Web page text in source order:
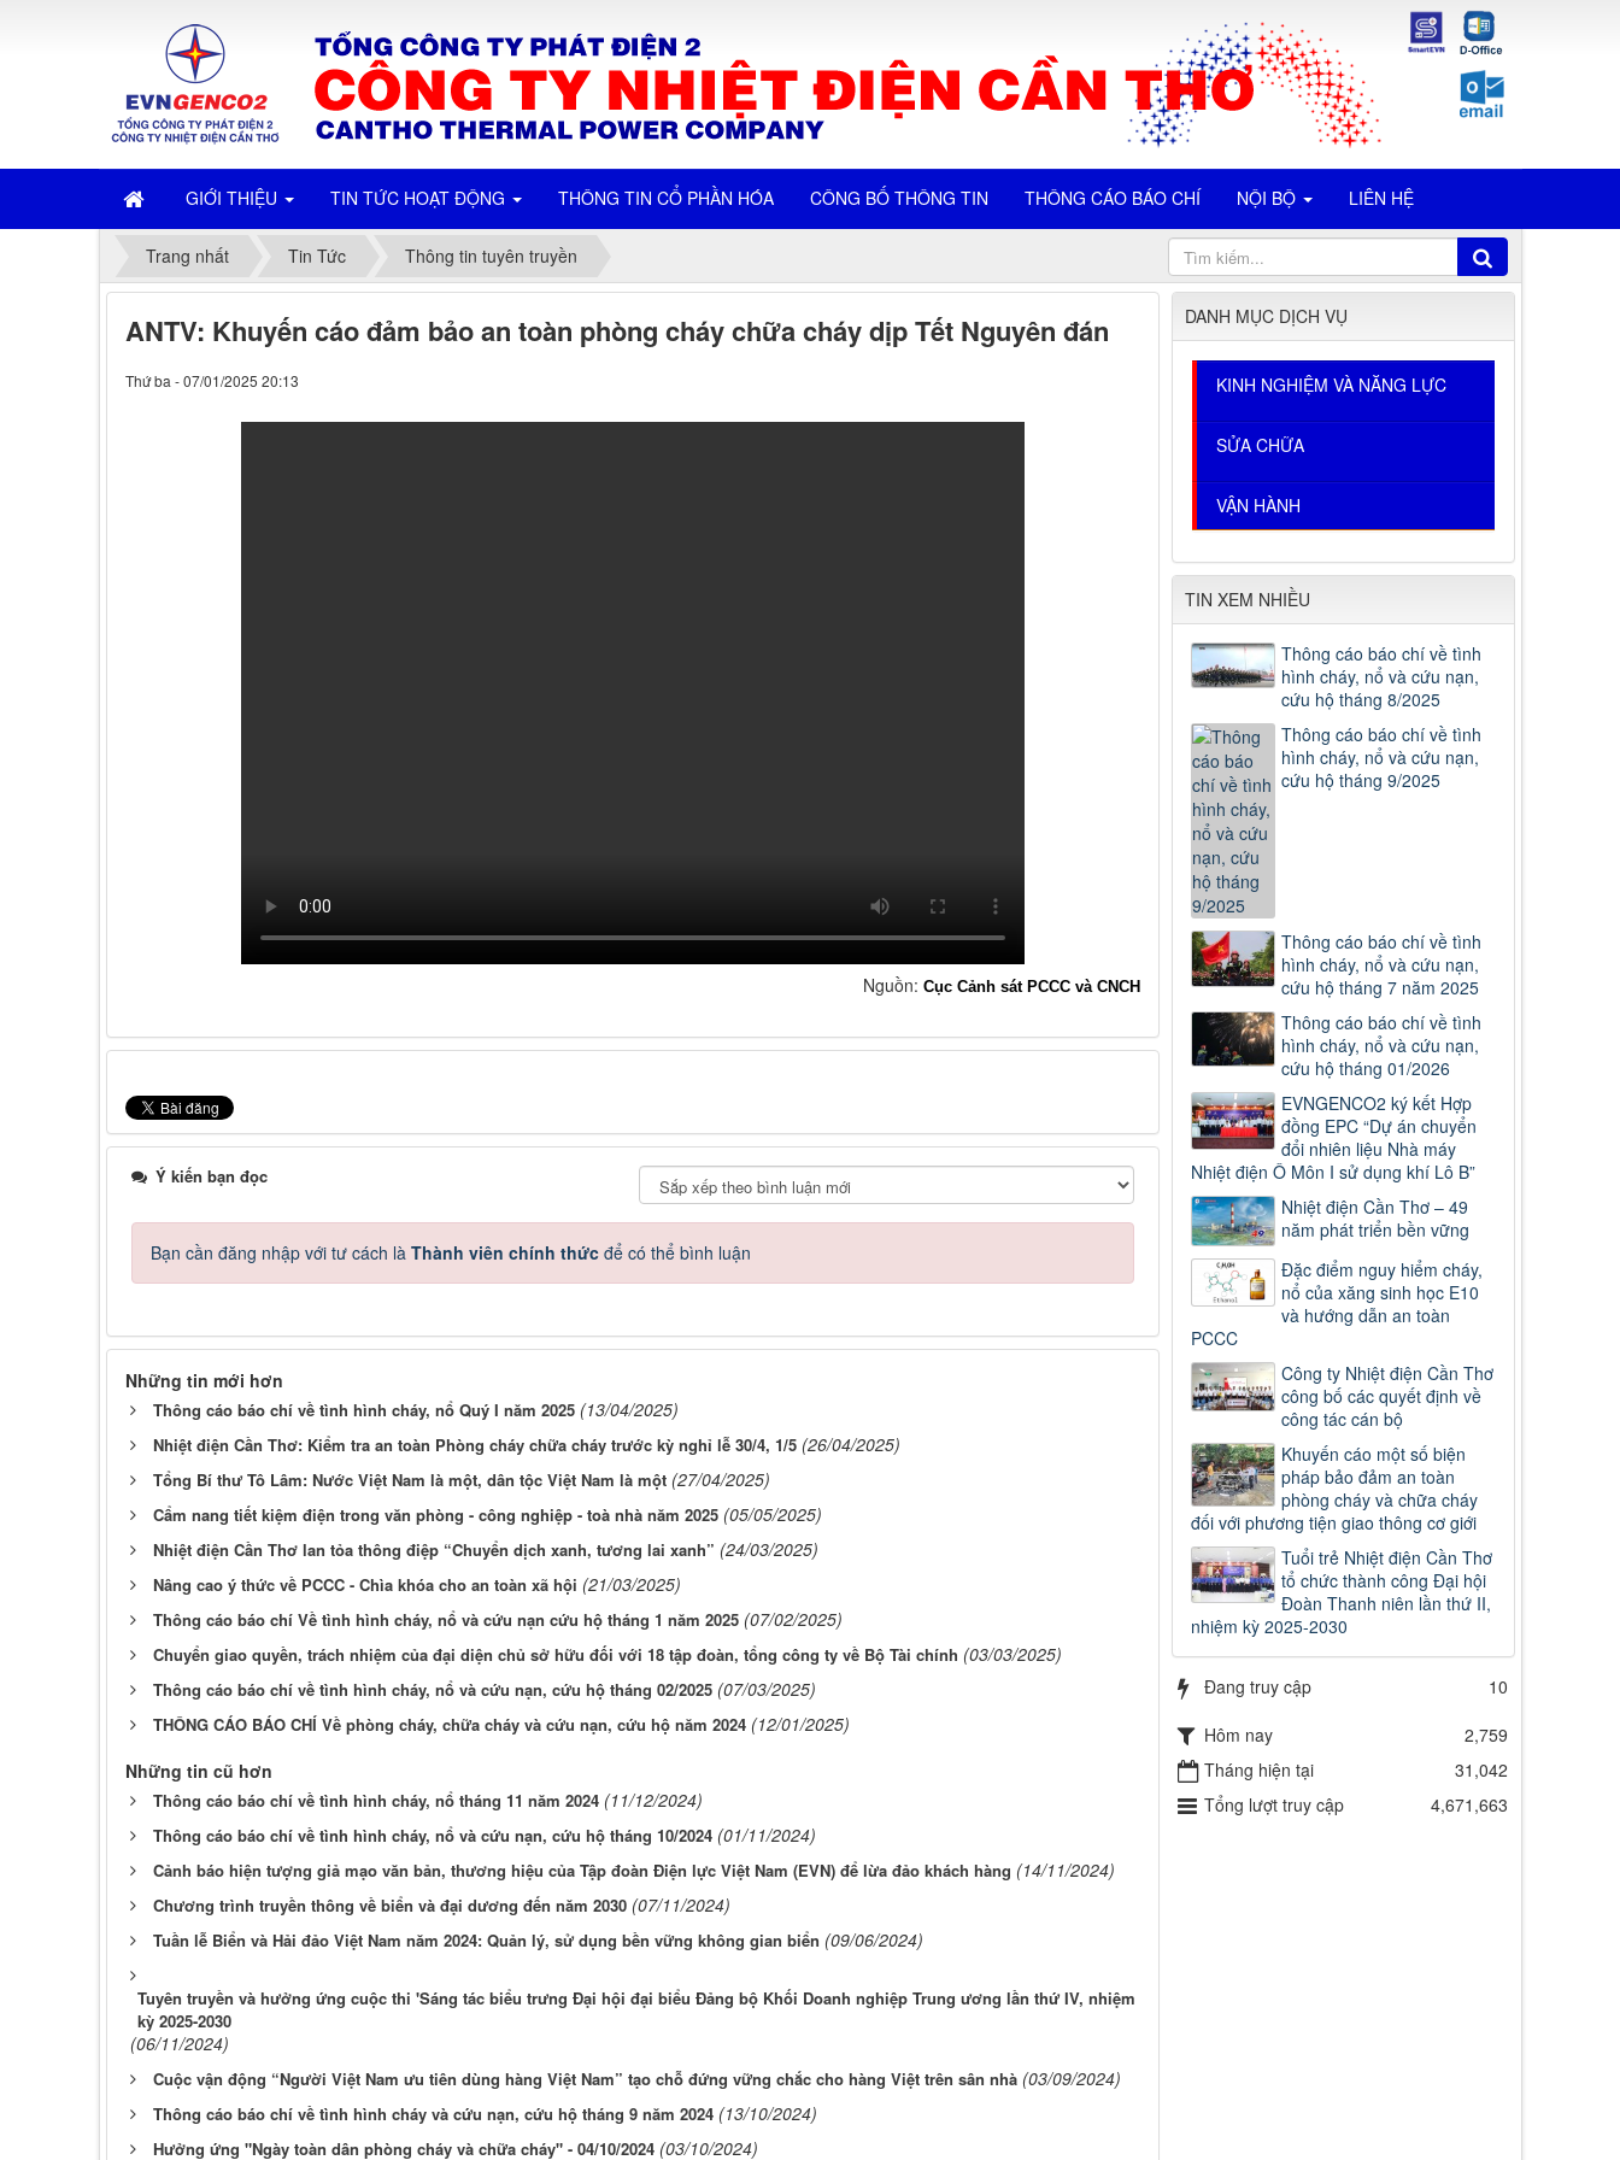
GIỚI THIỆU TIN TỨC HOẠT ĐỘNG THÔNG TIN CỔ PHẦN HÓA CÔNG BỐ THÔNG TIN THÔNG CÁO BÁO CHÍ NỘI BỘ LIÊN HỆ
Trang nhất Tin Tức Thông tin tuyên truyền
ANTV: Khuyến cáo đảm bảo an toàn phòng cháy chữa cháy dịp Tết Nguyên đán
Thứ ba - 07/01/2025 20:13
Nguồn: Cục Cảnh sát PCCC và CNCH
Ý kiến bạn đọc
Bạn cần đăng nhập với tư cách là Thành viên chính thứcđể có thể bình luận
Những tin mới hơn
Thông cáo báo chí về tình hình cháy, nổ Quý I năm 2025 (13/04/2025)
Nhiệt điện Cần Thơ: Kiểm tra an toàn Phòng cháy chữa cháy trước kỳ nghỉ lễ 30/4, 1/5 (26/04/2025)
Tổng Bí thư Tô Lâm: Nước Việt Nam là một, dân tộc Việt Nam là một (27/04/2025)
Cẩm nang tiết kiệm điện trong văn phòng - công nghiệp - toà nhà năm 2025 (05/05/2025)
Nhiệt điện Cần Thơ lan tỏa thông điệp “Chuyển dịch xanh, tương lai xanh” (24/03/2025)
Nâng cao ý thức về PCCC - Chìa khóa cho an toàn xã hội (21/03/2025)
Thông cáo báo chí Về tình hình cháy, nổ và cứu nạn cứu hộ tháng 1 năm 2025 (07/02/2025)
Chuyển giao quyền, trách nhiệm của đại diện chủ sở hữu đối với 18 tập đoàn, tổng công ty về Bộ Tài chính (03/03/2025)
Thông cáo báo chí về tình hình cháy, nổ và cứu nạn, cứu hộ tháng 02/2025 (07/03/2025)
THÔNG CÁO BÁO CHÍ Về phòng cháy, chữa cháy và cứu nạn, cứu hộ năm 2024 (12/01/2025)
Những tin cũ hơn
Thông cáo báo chí về tình hình cháy, nổ tháng 11 năm 2024 (11/12/2024)
Thông cáo báo chí về tình hình cháy, nổ và cứu nạn, cứu hộ tháng 10/2024 (01/11/2024)
Cảnh báo hiện tượng giả mạo văn bản, thương hiệu của Tập đoàn Điện lực Việt Nam (EVN) để lừa đảo khách hàng (14/11/2024)
Chương trình truyền thông về biển và đại dương đến năm 2030 (07/11/2024)
Tuần lễ Biển và Hải đảo Việt Nam năm 2024: Quản lý, sử dụng bền vững không gian biển (09/06/2024)
Tuyên truyền và hưởng ứng cuộc thi 'Sáng tác biểu trưng Đại hội đại biểu Đảng bộ Khối Doanh nghiệp Trung ương lần thứ IV, nhiệm
kỳ 2025-2030
(06/11/2024)
Cuộc vận động “Người Việt Nam ưu tiên dùng hàng Việt Nam” tạo chỗ đứng vững chắc cho hàng Việt trên sân nhà (03/09/2024)
Thông cáo báo chí về tình hình cháy và cứu nạn, cứu hộ tháng 9 năm 2024 (13/10/2024)
Hưởng ứng "Ngày toàn dân phòng cháy và chữa cháy" - 04/10/2024 (03/10/2024)
DANH MỤC DỊCH VỤ
KINH NGHIỆM VÀ NĂNG LỰC
SỬA CHỮA
VẬN HÀNH
TIN XEM NHIỀU
Thông cáo báo chí về tình
hình cháy, nổ và cứu nạn,
cứu hộ tháng 8/2025
Thông cáo báo chí về tình
hình cháy, nổ và cứu nạn,
cứu hộ tháng 9/2025
Thông cáo báo chí về tình
hình cháy, nổ và cứu nạn,
cứu hộ tháng 7 năm 2025
Thông cáo báo chí về tình
hình cháy, nổ và cứu nạn,
cứu hộ tháng 01/2026
EVNGENCO2 ký kết Hợp
đồng EPC “Dự án chuyển
đổi nhiên liệu Nhà máy
Nhiệt điện Ô Môn I sử dụng khí Lô B”
Nhiệt điện Cần Thơ – 49
năm phát triển bền vững
Đặc điểm nguy hiểm cháy,
nổ của xăng sinh học E10
và hướng dẫn an toàn
PCCC
Công ty Nhiệt điện Cần Thơ
công bố các quyết định về
công tác cán bộ
Khuyến cáo một số biện
pháp bảo đảm an toàn
phòng cháy và chữa cháy
đối với phương tiện giao thông cơ giới
Tuổi trẻ Nhiệt điện Cần Thơ
tổ chức thành công Đại hội
Đoàn Thanh niên lần thứ II,
nhiệm kỳ 2025-2030
Đang truy cập
10
Hôm nay
2,759
Tháng hiện tại
31,042
Tổng lượt truy cập
4,671,663